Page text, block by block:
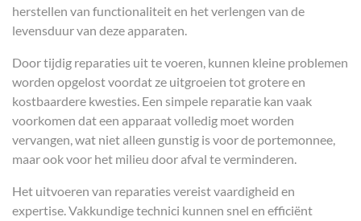
herstellen van functionaliteit en het verlengen van de
levensduur van deze apparaten.
Door tijdig reparaties uit te voeren, kunnen kleine problemen
worden opgelost voordat ze uitgroeien tot grotere en
kostbaardere kwesties. Een simpele reparatie kan vaak
voorkomen dat een apparaat volledig moet worden
vervangen, wat niet alleen gunstig is voor de portemonnee,
maar ook voor het milieu door afval te verminderen.
Het uitvoeren van reparaties vereist vaardigheid en
expertise. Vakkundige technici kunnen snel en efficiënt